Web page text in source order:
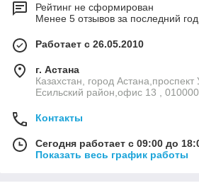
Рейтинг не сформирован
Менее 5 отзывов за последний год
Работает с 26.05.2010
г. Астана
Казахстан, город
Есильский район,офис 13 ,
Контакты
Сегодня работает с 09:00 до
Показать весь график работы